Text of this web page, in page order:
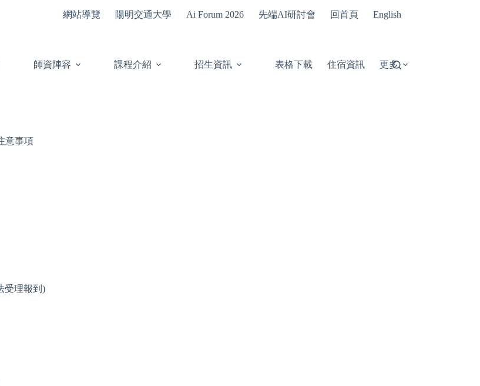
網站導覽 陽明交通大學 Ai Forum 2026 先端AI研討會 回首頁 English
師資陣容 課程介紹 招生資訊 表格下載 住宿資訊 更多
意事項
受理報到)